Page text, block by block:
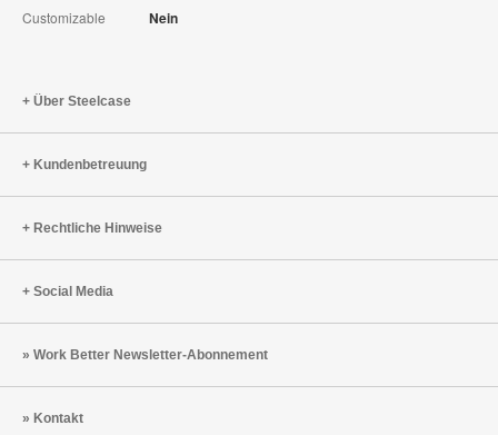
Customizable Nein
Über Steelcase
Kundenbetreuung
Rechtliche Hinweise
Social Media
Work Better Newsletter-Abonnement
Kontakt